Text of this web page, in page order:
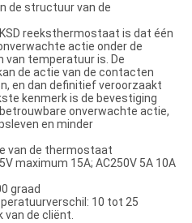
de structuur van de
reeksthermostaat is dat één
actie onder de
van temperatuur is. De
de actie van de contacten
en dan definitief veroorzaakt
kenmerk is de bevestiging
onverwachte actie,
en minder
van de thermostaat
maximum 15A; AC250V 5A 10A
graad
10 tot 25
van de cliënt.